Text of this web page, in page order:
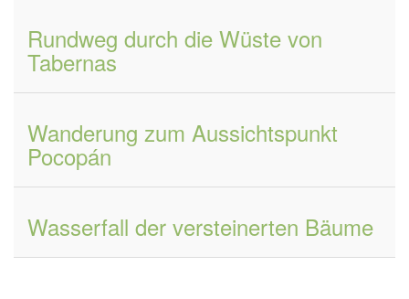
Rundweg durch die Wüste von
Tabernas
Wanderung zum Aussichtspunkt
Pocopán
Wasserfall der versteinerten Bäume